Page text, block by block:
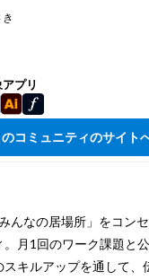
プリ
コミュニティのサイト
んなの居場所」をコン
月1回のワーク課題と公
キルアップを通して、